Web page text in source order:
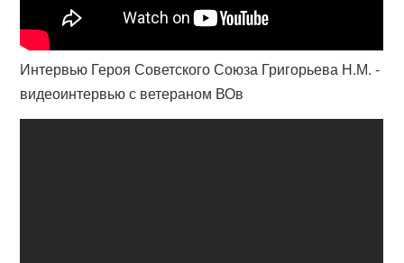
Интервью Героя Советского Союза Григорьева Н.М. -
видеоинтервью с ветераном ВОв